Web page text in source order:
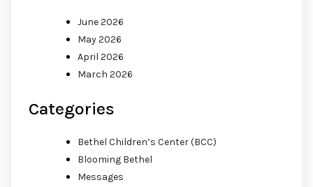
June 2026
May 2026
April 2026
March 2026
Categories
Bethel Children’s Center (BCC)
Blooming Bethel
Messages